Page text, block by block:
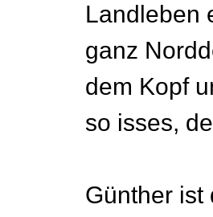
Landleben
ganz
dem Kopf
so isses,
Günther ist